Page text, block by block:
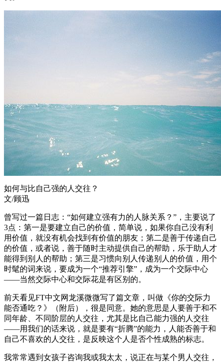
如何与比自己强的人交往？
文/顾迅
曾写过一篇日志：“如何建立强有力的人脉关系？”，主要说了
3点：第一是要建立自己的价值，简单说，如果你自己没有利
用价值，就没有机会找到有价值的朋友；第二是善于传递自己
的价值，或者说，善于随时主动提供自己的帮助，乐于助人才
能得到别人的帮助；第三是习惯向别人传递别人的价值，用个
时髦的词来说，要成为一个“推荐引擎”，成为一个交际中心
——当然交际中心和交际花是有区别的。
前天看见FT中文网龙溪微微写了篇文章，叫做《你的交际力
能否通吃？》（附后），很是同意。她的意思是人要善于和不
同年龄、不同阶层的人交往，尤其是比自己能力强的人交往
——用我们的话来说，就是要有“折腾”的能力，人能否善于和
自己不喜欢的人交往，是反映这个人是否个性成熟的标志。
我常常遇到女孩子咨询我或我太太，说正在与某个男人交往，